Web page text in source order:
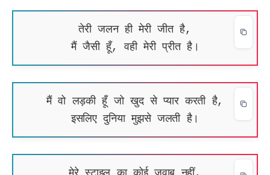
तेरी जलन ही मेरी जीत है,
मैं जैसी हूँ, वही मेरी प्रीत है।
मैं वो लड़की हूँ जो खुद से प्यार करती है,
इसलिए दुनिया मुझसे जलती है।